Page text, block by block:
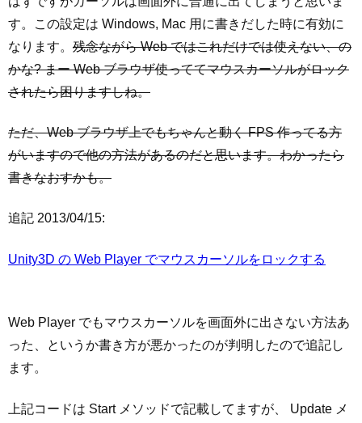
す。この設定は Windows, Mac 用に書きだした時に有効に
なります。 残念ながら Web ではこれだけでは使えない、の
かな? まー Web ブラウザ使っててマウスカーソルがロック
されたら困りますしね。
ただ、Web ブラウザ上でもちゃんと動く FPS 作ってる方
がいますので他の方法があるのだと思います。わかったら
書きなおすかも。
追記 2013/04/15:
Unity3D の Web Player でマウスカーソルをロックする
Web Player でもマウスカーソルを画面外に出さない方法あ
った、というか書き方が悪かったのが判明したので追記し
ます。
上記コードは Start メソッドで記載してますが、 Update メ